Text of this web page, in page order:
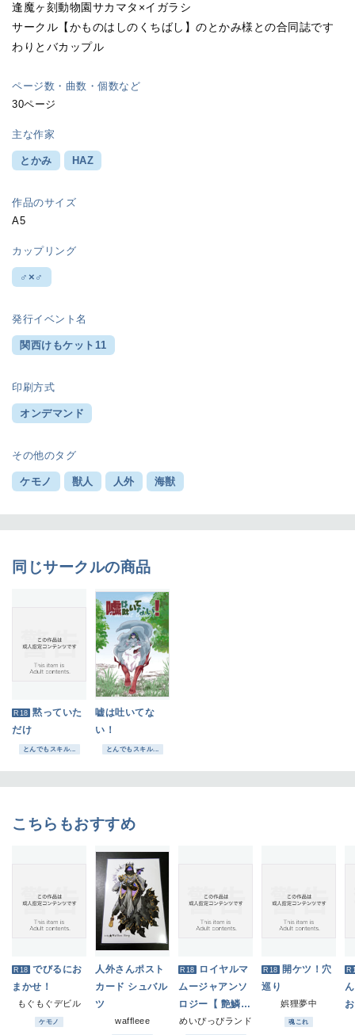
逢魔ヶ刻動物園サカマタ×イガラシ
サークル【かものはしのくちばし】のとかみ様との合同誌です
わりとバカップル
ページ数・曲数・個数など
30ページ
主な作家
とかみ HAZ
作品のサイズ
A5
カップリング
♂×♂
発行イベント名
関西けもケット11
印刷方式
オンデマンド
その他のタグ
ケモノ 獣人 人外 海獣
同じサークルの商品
R18 黙っていた
だけ
とんでもスキル...
嘘は吐いてな
い！
とんでもスキル...
こちらもおすすめ
R18 でびるにお
まかせ！
もぐもぐデビル
ケモノ
人外さんポスト
カード シュバル
ツ
waffleee
R18 ロイヤルマ
ムージャアンソ
ロジー【 艶鱗
― Lustrous Sc
めいぴっぴランド
R18 開ケツ！穴
巡り
娯狸夢中
魂これ